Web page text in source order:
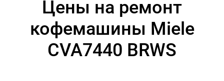
Цены на ремонт
кофемашины Miele
CVA7440 BRWS